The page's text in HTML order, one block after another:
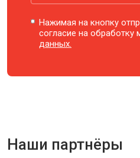
Нажимая на кнопку
согласие на обработку
данных.
Наши партнёры